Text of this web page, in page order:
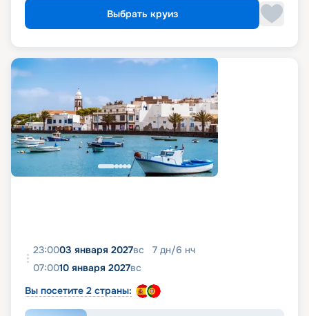
Выбрать круиз
23:0003 января 2027вс 7 дн/6 нч
07:0010 января 2027вс
Вы посетите 2 страны: